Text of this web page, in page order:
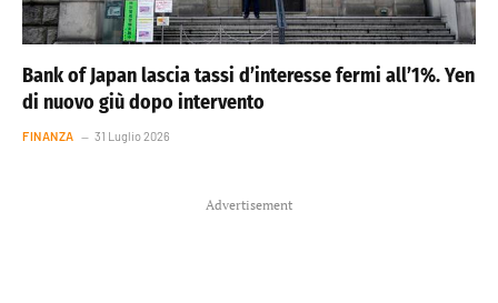
Bank of Japan lascia tassi d’interesse fermi all’1%. Yen
di nuovo giù dopo intervento
FINANZA 31 Luglio 2026
Advertisement